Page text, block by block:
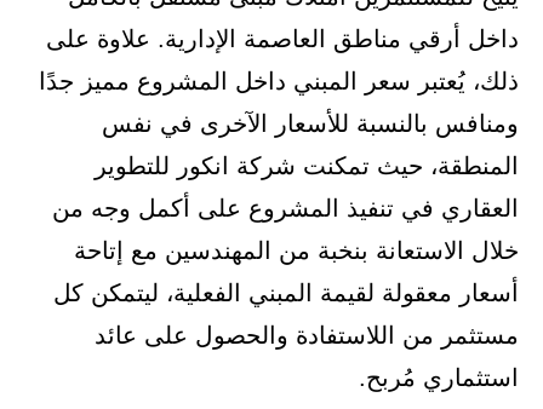
داخل أرقي مناطق العاصمة الإدارية. علاوة على
ذلك، يُعتبر سعر المبني داخل المشروع مميز جدًا
ومنافس بالنسبة للأسعار الآخرى في نفس
المنطقة، حيث تمكنت شركة انكور للتطوير
العقاري في تنفيذ المشروع على أكمل وجه من
خلال الاستعانة بنخبة من المهندسين مع إتاحة
أسعار معقولة لقيمة المبني الفعلية، ليتمكن كل
مستثمر من اللاستفادة والحصول على عائد
استثماري مُربح.